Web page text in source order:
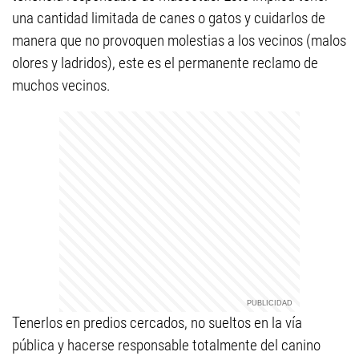
una cantidad limitada de canes o gatos y cuidarlos de
manera que no provoquen molestias a los vecinos (malos
olores y ladridos), este es el permanente reclamo de
muchos vecinos.
Tenerlos en predios cercados, no sueltos en la vía
pública y hacerse responsable totalmente del canino